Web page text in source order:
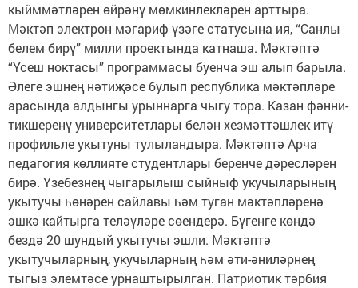
кыйммәтләрен өйрәнү мөмкинлекләрен арттыра.
Мәктәп электрон мәгариф үзәге статусына ия, “Санлы
белем бирү” милли проектында катнаша. Мәктәптә
“Үсеш ноктасы” программасы буенча эш алып барыла.
Әлеге эшнең нәтиҗәсе булып республика мәктәпләре
арасында алдынгы урыннарга чыгу тора. Казан фәнни-
тикшеренү университетлары белән хезмәттәшлек итү
профильле укытуны тулыландыра. Мәктәптә Арча
педагогия көллияте студентлары беренче дәресләрен
бирә. Үзебезнең чыгарылыш сыйныф укучыларының
укытучы һөнәрен сайлавы һәм туган мәктәпләренә
эшкә кайтырга теләүләре сөендерә. Бүгенге көндә
бездә 20 шундый укытучы эшли. Мәктәптә
укытучыларның, укучыларның һәм әти-әниләрнең
тыгыз элемтәсе урнаштырылган. Патриотик тәрбия